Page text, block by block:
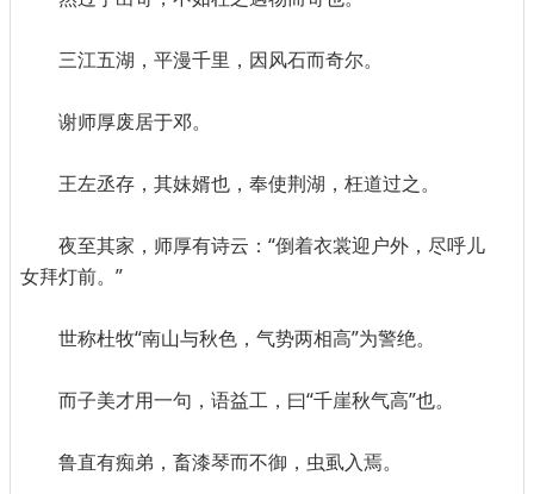
三江五湖，平漫千里，因风石而奇尔。
谢师厚废居于邓。
王左丞存，其妹婿也，奉使荆湖，枉道过之。
夜至其家，师厚有诗云：“倒着衣裳迎户外，尽呼儿
女拜灯前。”
世称杜牧“南山与秋色，气势两相高”为警绝。
而子美才用一句，语益工，曰“千崖秋气高”也。
鲁直有痴弟，畜漆琴而不御，虫虱入焉。